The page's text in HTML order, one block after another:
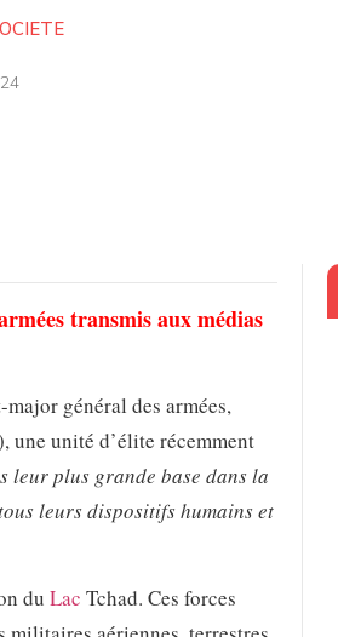
transmis aux médias
major général des armées,
une unité d’élite récemment
leur plus grande base dans la
leurs dispositifs humains et
du Lac Tchad. Ces forces